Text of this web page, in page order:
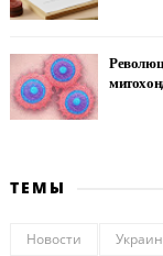
ТЕМЫ
Новости